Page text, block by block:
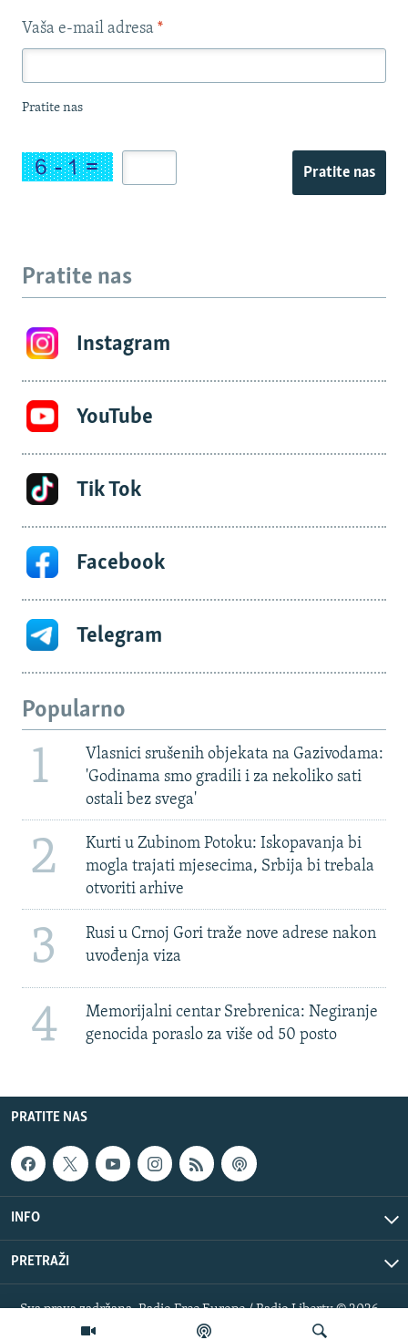
Vaša e-mail adresa *
Pratite nas
Pratite nas
Pratite nas
Instagram
YouTube
Tik Tok
Facebook
Telegram
Popularno
1
Vlasnici srušenih objekata na Gazivodama:
'Godinama smo gradili i za nekoliko sati
ostali bez svega'
2
Kurti u Zubinom Potoku: Iskopavanja bi
mogla trajati mjesecima, Srbija bi trebala
otvoriti arhive
3
Rusi u Crnoj Gori traže nove adrese nakon
uvođenja viza
4
Memorijalni centar Srebrenica: Negiranje
genocida poraslo za više od 50 posto
PRATITE NAS
INFO
PRETRAŽI
Sva prava zadržana. Radio Free Europe / Radio Liberty © 2026
RFE/RL, Inc.